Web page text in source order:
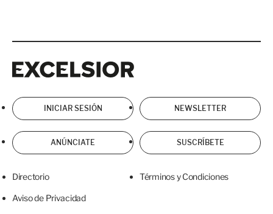
INICIAR SESIÓN NEWSLETTER
ANÚNCIATE SUSCRÍBETE
Directorio Términos y Condiciones
Aviso de Privacidad